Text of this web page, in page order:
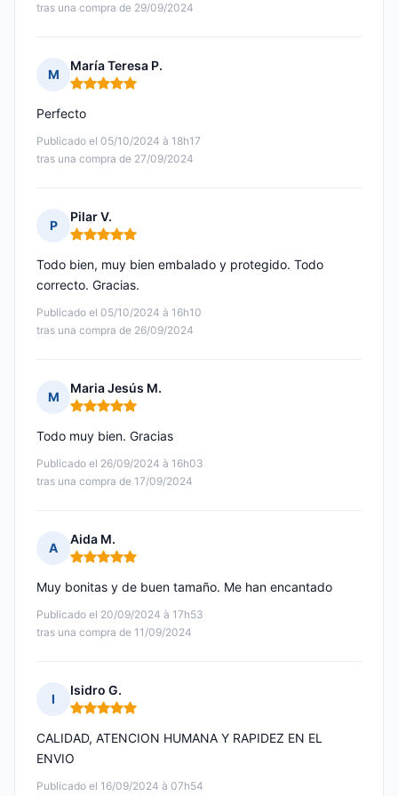
tras una compra de 29/09/2024
M
María Teresa P.
Nota: 5 de 5
Publicado el 05/10/2024 à 18h17
tras una compra de 27/09/2024
Perfecto
P
Pilar V.
Nota: 5 de 5
Publicado el 05/10/2024 à 16h10
tras una compra de 26/09/2024
Todo bien, muy bien embalado y protegido. Todo
correcto. Gracias.
M
Maria Jesús M.
Nota: 5 de 5
Publicado el 26/09/2024 à 16h03
tras una compra de 17/09/2024
Todo muy bien. Gracias
A
Aida M.
Nota: 5 de 5
Publicado el 20/09/2024 à 17h53
tras una compra de 11/09/2024
Muy bonitas y de buen tamaño. Me han encantado
I
Isidro G.
Nota: 5 de 5
Publicado el 16/09/2024 à 07h54
CALIDAD, ATENCION HUMANA Y RAPIDEZ EN EL
ENVIO